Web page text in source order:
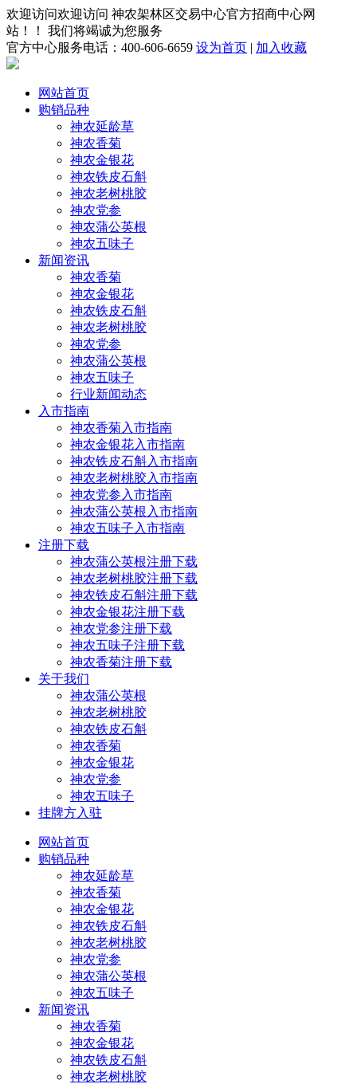
欢迎访问欢迎访问 神农架林区交易中心官方招商中心网
站！！ 我们将竭诚为您服务
官方中心服务电话：400-606-6659 设为首页 | 加入收藏
网站首页
购销品种
神农延龄草
神农香菊
神农金银花
神农铁皮石斛
神农老树桃胶
神农党参
神农蒲公英根
神农五味子
新闻资讯
神农香菊
神农金银花
神农铁皮石斛
神农老树桃胶
神农党参
神农蒲公英根
神农五味子
行业新闻动态
入市指南
神农香菊入市指南
神农金银花入市指南
神农铁皮石斛入市指南
神农老树桃胶入市指南
神农党参入市指南
神农蒲公英根入市指南
神农五味子入市指南
注册下载
神农蒲公英根注册下载
神农老树桃胶注册下载
神农铁皮石斛注册下载
神农金银花注册下载
神农党参注册下载
神农五味子注册下载
神农香菊注册下载
关于我们
神农蒲公英根
神农老树桃胶
神农铁皮石斛
神农香菊
神农金银花
神农党参
神农五味子
挂牌方入驻
网站首页
购销品种
神农延龄草
神农香菊
神农金银花
神农铁皮石斛
神农老树桃胶
神农党参
神农蒲公英根
神农五味子
新闻资讯
神农香菊
神农金银花
神农铁皮石斛
神农老树桃胶